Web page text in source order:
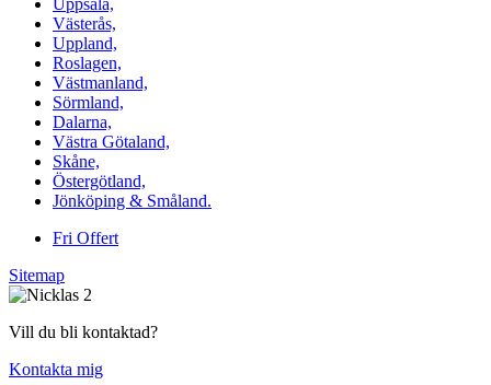
Västerås,
Uppland,
Roslagen,
Västmanland,
Sörmland,
Dalarna,
Västra Götaland,
Skåne,
Östergötland,
Jönköping & Småland.
Fri Offert
Sitemap
Vill du bli kontaktad?
Kontakta mig